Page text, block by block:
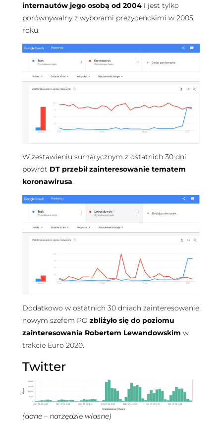
internautów jego osobą od 2004i jest tylko
porównywalny z wyborami prezydenckimi w 2005
roku.
W zestawieniu sumarycznym z ostatnich 30 dni
powrót DT przebił zainteresowanie tematem
koronawirusa.
Dodatkowo w ostatnich 30 dniach zainteresowanie
nowym szefem PO zbliżyło się do poziomu
zainteresowania Robertem Lewandowskim w
trakcie Euro 2020.
Twitter
(dane – narzędzie własne)